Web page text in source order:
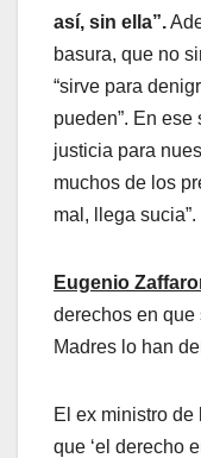
así, sin ella”.
basura, que no
“sirve para
pueden”. En ese
justicia para
muchos de los
mal, llega sucia”.
Eugenio
derechos en
Madres lo han
El ex ministro
que ‘el derecho